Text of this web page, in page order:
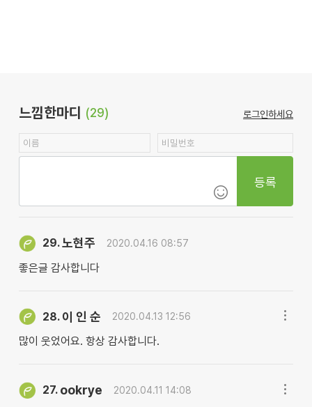
느낌한마디 (29) 로그인하세요
등록
29.노현주 2020.04.16 08:57
좋은글 감사합니다
28. 이 인 순 2020.04.13 12:56
많이 웃었어요. 항상 감사합니다.
27. ookrye 2020.04.11 14:08